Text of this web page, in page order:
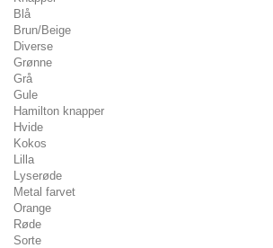
Blå
Brun/Beige
Diverse
Grønne
Grå
Gule
Hamilton knapper
Hvide
Kokos
Lilla
Lyserøde
Metal farvet
Orange
Røde
Sorte